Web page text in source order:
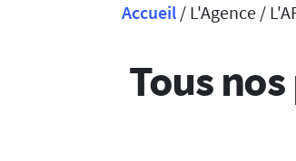
Fil d'Ariane
Accueil / L'Agence /
Tous